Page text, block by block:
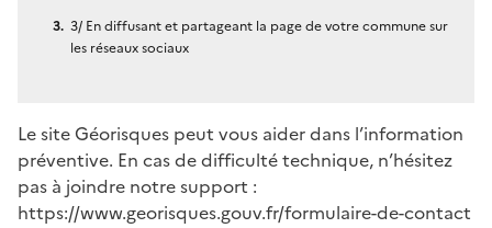
3/ En diffusant et partageant la page de votre commune sur
les réseaux sociaux
Le site Géorisques peut vous aider dans l’information
préventive. En cas de difficulté technique, n’hésitez
pas à joindre notre support :
https://www.georisques.gouv.fr/formulaire-de-contact